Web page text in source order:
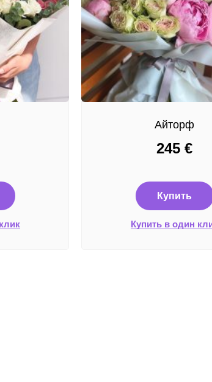
Айторф
245 €
Купить
Купить в один